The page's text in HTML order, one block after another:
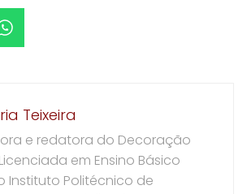
Teixeira
e redatora do Decoração
em Ensino Básico
Instituto Politécnico de